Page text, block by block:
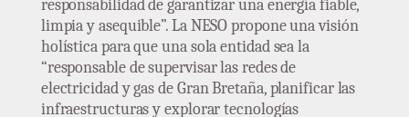
responsabilidad de garantizar una energía fiable,
limpia y asequible”. La NESO propone una visión
holística para que una sola entidad sea la
“responsable de supervisar las redes de
electricidad y gas de Gran Bretaña, planificar las
infraestructuras y explorar tecnologías